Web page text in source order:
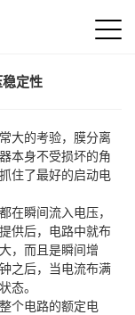
定性
大的考验，膜分离
本身不受损坏的角
住了最好的启动电
瞬间流入电压，
供后，电路中就布
，而且是瞬间增
之后，当电流布满
态。
个电路的额定电